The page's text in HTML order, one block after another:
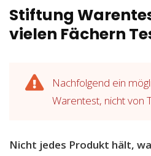
Stiftung
vielen Fächern
Nachfolgend ein
Warentest, nicht von
Nicht jedes Produkt hält,